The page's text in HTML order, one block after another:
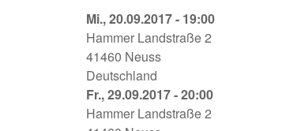
Spring
Awakening
Globe
Neuss
20.09.2017
-
Mi., 20.09.2017 - 19:00
Hammer Landstraße 2
41460 Neuss
Deutschland
Spring
Awakening
Fr., 29.09.2017 - 20:00
Hammer Landstraße 2